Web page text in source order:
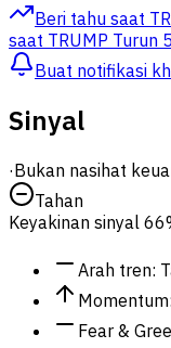
Beri tahu saat
saat TRUMP Turun
Buat notifikasi
Sinyal
·Bukan nasihat
Tahan
Keyakinan sinyal
Arah tren:
Momentum:
Fear &